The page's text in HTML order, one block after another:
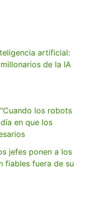
artificial:
de la IA
los robots
en que los
jefes ponen a los
fiables fuera de su